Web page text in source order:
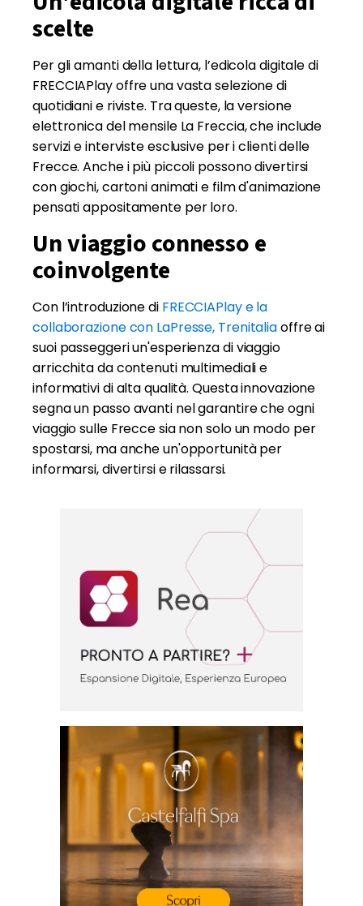
scelte
Per gli amanti della lettura, l’edicola digitale di
FRECCIAPlay offre una vasta selezione di
quotidiani e riviste. Tra queste, la versione
elettronica del mensile La Freccia, che include
servizi e interviste esclusive per i clienti delle
Frecce. Anche i più piccoli possono divertirsi
con giochi, cartoni animati e film d'animazione
pensati appositamente per loro.
Un viaggio connesso e
coinvolgente
Con l’introduzione di FRECCIAPlay e la
collaborazione con LaPresse, Trenitaliaoffre ai
suoi passeggeri un'esperienza di viaggio
arricchita da contenuti multimediali e
informativi di alta qualità. Questa innovazione
segna un passo avanti nel garantire che ogni
viaggio sulle Frecce sia non solo un modo per
spostarsi, ma anche un'opportunità per
informarsi, divertirsi e rilassarsi.